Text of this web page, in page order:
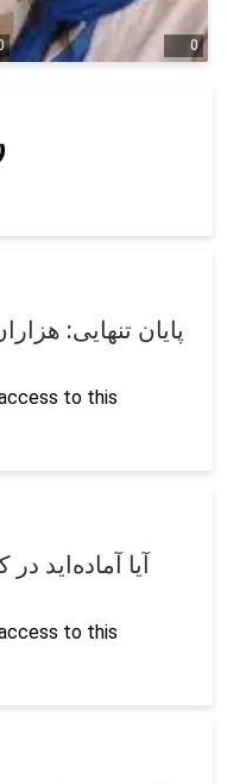
0
پایان تنهایی:
to this
to this